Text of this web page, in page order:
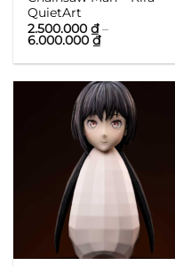
QuietArt
2.500.000₫ –
6.000.000₫Khoảng
giá:
từ
đến
6.000.000 ₫